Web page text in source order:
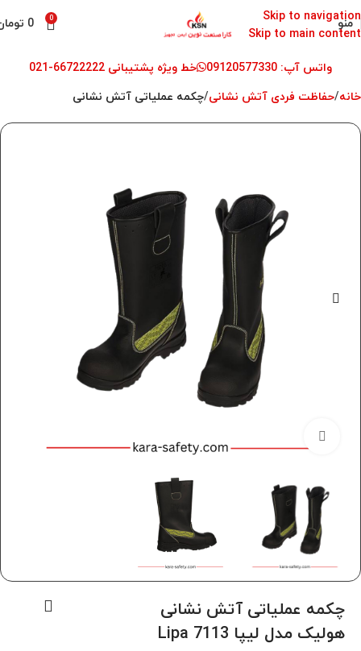
Skip to navigation
Skip to main content
منو 0
0
واتس آپ: 09120577330
خط ویژه پشتیبانی 66722222-021
خانه حفاظت فردی آتش نشانی چکمه عملیاتی آتش نشانی
چکمه عملیاتی آتش نشانی
هولیک مدل لیپا Lipa 7113